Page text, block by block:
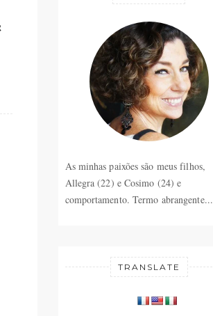
As minhas paixões são meus filhos,
Allegra (22) e Cosimo (24) e
comportamento. Termo abrangente...
TRANSLATE